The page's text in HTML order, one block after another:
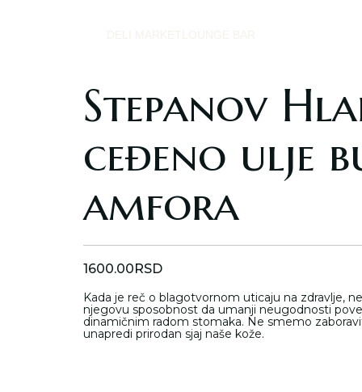
Stepanov
ceđeno ulje
amfora
1600.00RSD
Kada je reč o blagotvornom uticaju na zdravlje,
njegovu sposobnost da umanji neugodnosti
dinamičnim radom stomaka. Ne smemo
unapredi prirodan sjaj naše kože.